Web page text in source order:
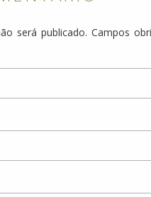
será publicado. Campos